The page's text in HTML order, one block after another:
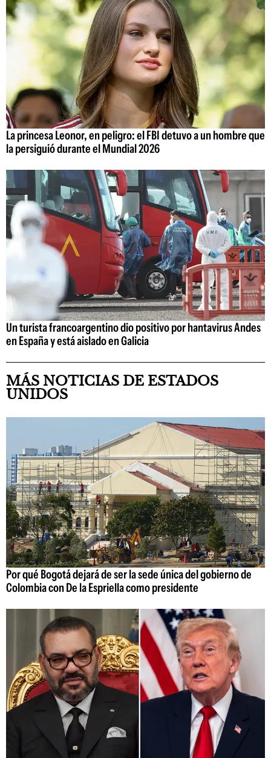
La princesa Leonor, en peligro: el FBI detuvo a un hombre que
la persiguió durante el Mundial 2026
Un turista francoargentino dio positivo por hantavirus Andes
en España y está aislado en Galicia
MÁS NOTICIAS DE ESTADOS
UNIDOS
Por qué Bogotá dejará de ser la sede única del gobierno de
Colombia con De la Espriella como presidente